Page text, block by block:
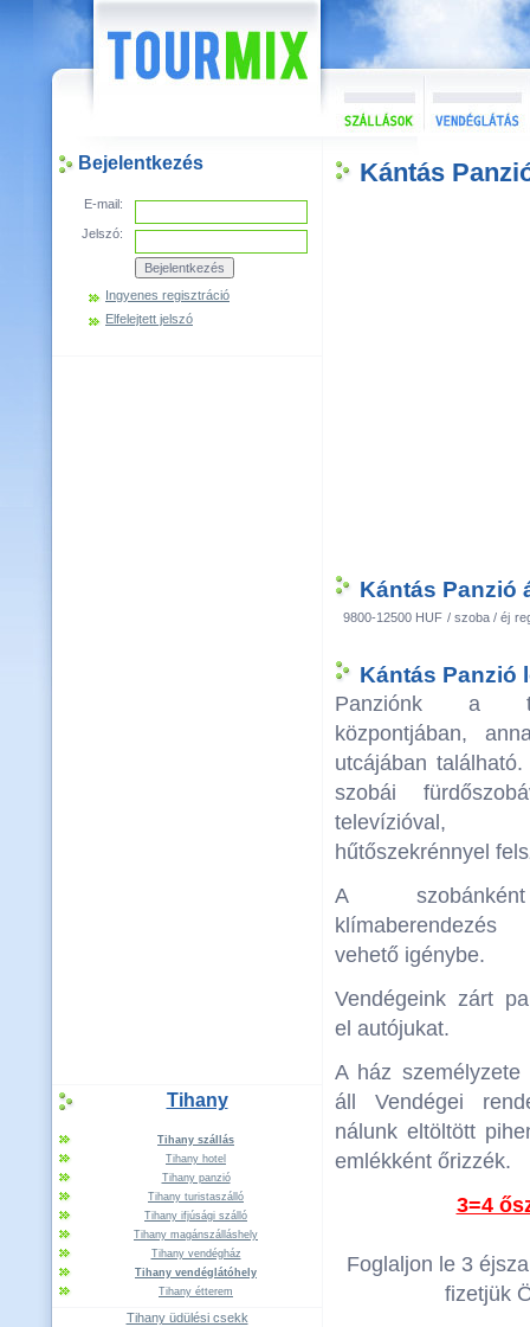
Bejelentkezés
E-mail:
Jelszó:
Ingyenes regisztráció
Elfelejtett jelszó
Tihany
Tihany szállás
Tihany hotel
Tihany panzió
Tihany turistaszálló
Tihany ifjúsági szálló
Tihany magánszálláshely
Tihany vendégház
Tihany vendéglátóhely
Tihany étterem
Tihany üdülési csekk
Kántás
Kántás Panzió
9800-12500 HUF / szoba / éj
Kántás Panzió
Panziónk a
központjában,
utcájában
szobái
televízióval,
hűtőszekrénnyel
A
vehető igénybe.
Vendégeink zárt
el autójukat.
A ház személyzete
áll Vendégei
nálunk eltöltött
emlékként őrizzék.
3=4
Foglaljon le 3
fizetjük